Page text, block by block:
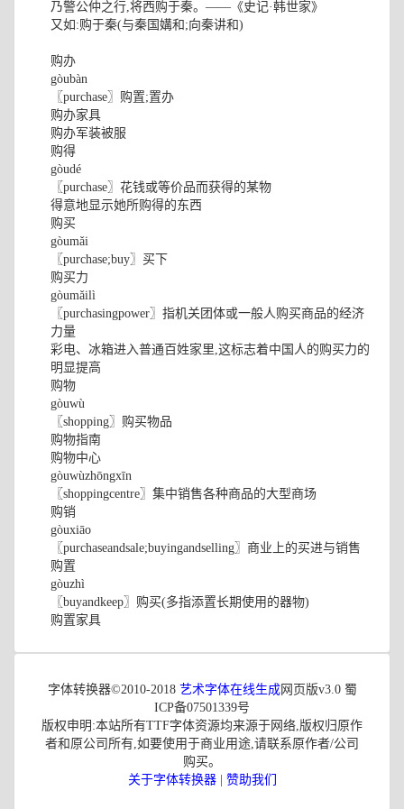
乃警公仲之行,将西购于秦。——《史记·韩世家》
又如:购于秦(与秦国媾和;向秦讲和)
购办
gòubàn
〖purchase〗购置;置办
购办家具
购办军装被服
购得
gòudé
〖purchase〗花钱或等价品而获得的某物
得意地显示她所购得的东西
购买
gòumǎi
〖purchase;buy〗买下
购买力
gòumǎilì
〖purchasingpower〗指机关团体或一般人购买商品的经济
力量
彩电、冰箱进入普通百姓家里,这标志着中国人的购买力的
明显提高
购物
gòuwù
〖shopping〗购买物品
购物指南
购物中心
gòuwùzhōngxīn
〖shoppingcentre〗集中销售各种商品的大型商场
购销
gòuxiāo
〖purchaseandsale;buyingandselling〗商业上的买进与销售
购置
gòuzhì
〖buyandkeep〗购买(多指添置长期使用的器物)
购置家具
字体转换器©2010-2018 艺术字体在线生成网页版v3.0 蜀
ICP备07501339号
版权申明:本站所有TTF字体资源均来源于网络,版权归原作
者和原公司所有,如要使用于商业用途,请联系原作者/公司
购买。
关于字体转换器| 赞助我们